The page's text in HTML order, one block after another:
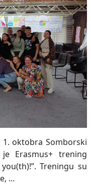
oktobra Somborski
Erasmus+ trening
Treningu su
...